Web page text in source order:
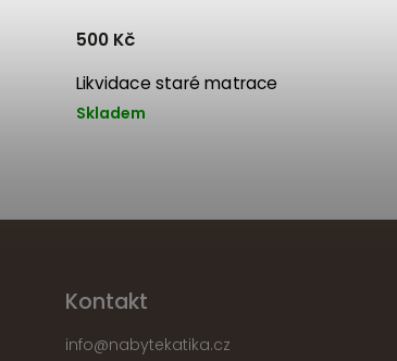
Likvidace staré matrace
Skladem
500 Kč
Kontakt
info@nabytekatika.cz